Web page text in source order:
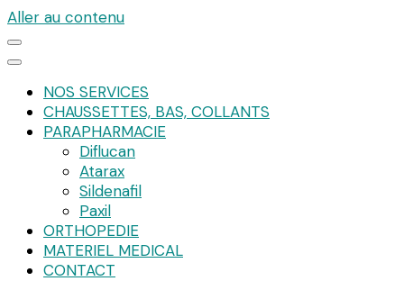
Aller au contenu
NOS SERVICES
CHAUSSETTES, BAS, COLLANTS
PARAPHARMACIE
Diflucan
Atarax
Sildenafil
Paxil
ORTHOPEDIE
MATERIEL MEDICAL
CONTACT